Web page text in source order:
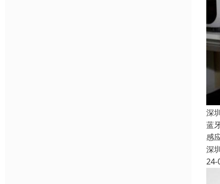
深
蓝
感
深
24-